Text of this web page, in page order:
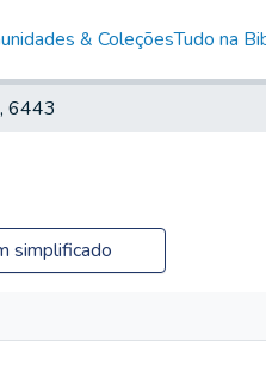
& ColeçõesTudo na
6443
simplificado